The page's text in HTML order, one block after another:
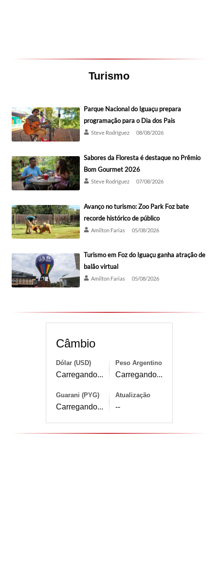
Turismo
Parque Nacional do Iguaçu prepara
programação para o Dia dos Pais
Steve Rodríguez 08/08/2026
Sabores da Floresta é destaque no Prêmio
Bom Gourmet 2026
Steve Rodríguez 07/08/2026
Avanço no turismo: Zoo Park Foz bate
recorde histórico de público
Amilton Farias 05/08/2026
Turismo em Foz do Iguaçu ganha atração de
balão virtual
Amilton Farias 05/08/2026
Câmbio
Dólar (USD)
Carregando...
Peso Argentino
Carregando...
Guarani (PYG)
Carregando...
Atualização
--